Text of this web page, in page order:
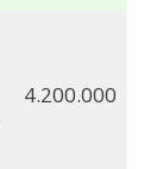
4.200.000